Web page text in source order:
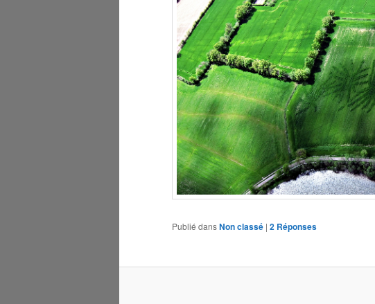
Publié dansNon classé | 2 Réponses